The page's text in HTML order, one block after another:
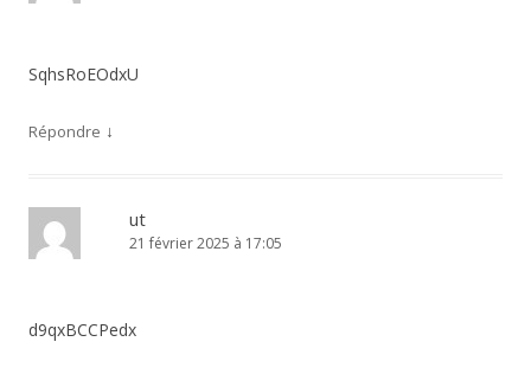
SqhsRoEOdxU
Répondre ↓
ut
21 février 2025 à 17:05
d9qxBCCPedx